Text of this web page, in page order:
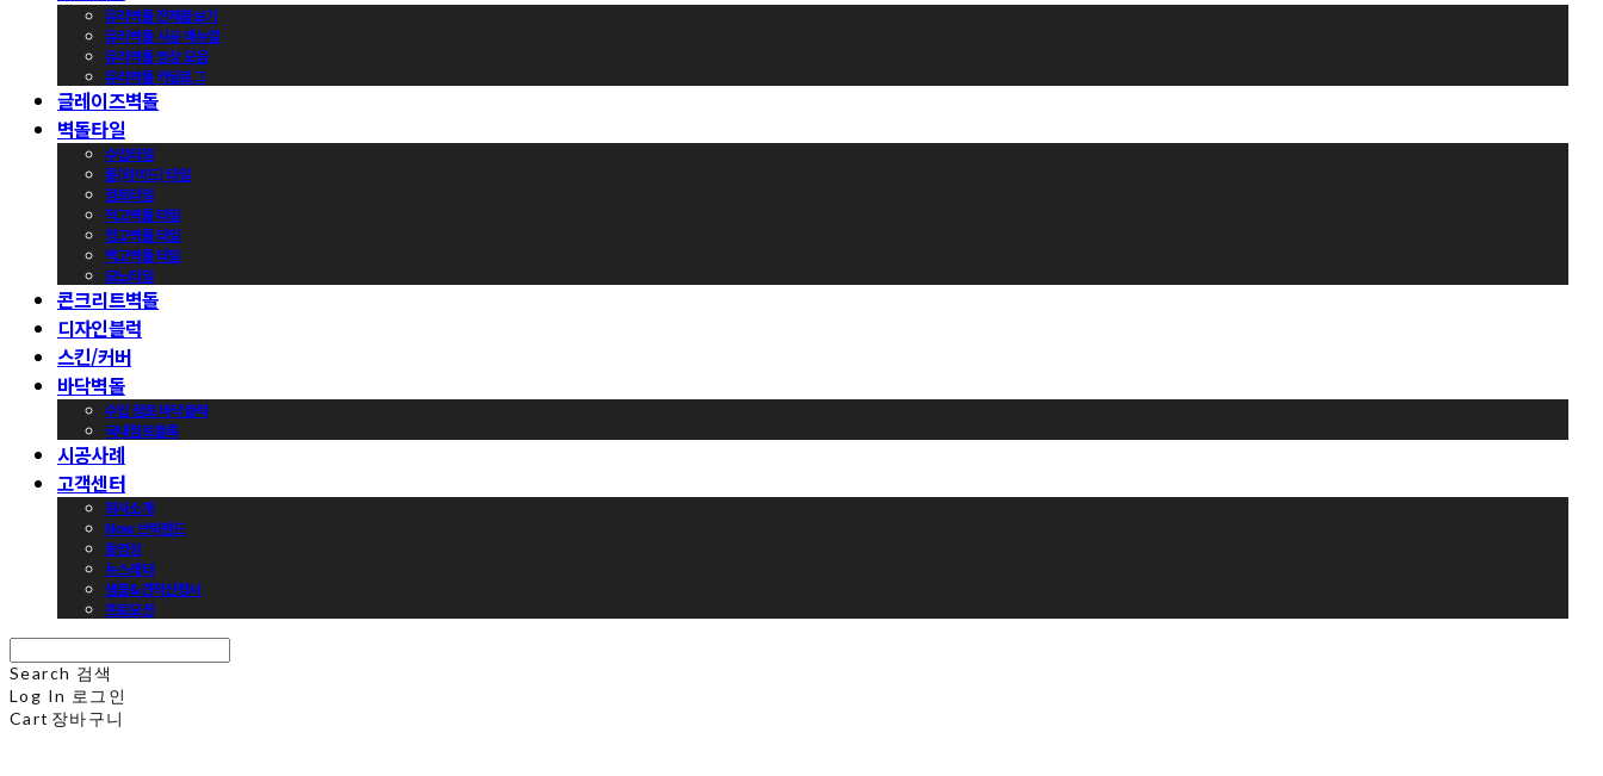
유리벽돌 전제품보기
유리벽돌 시공 매뉴얼
유리벽돌 영상 모음
유리벽돌 카달로그
글레이즈벽돌
벽돌타일
수입타일
롱(와이드) 타일
점토타일
적고벽돌 타일
청고벽돌 타일
백고벽돌 타일
모노타일
콘크리트벽돌
디자인블럭
스킨/커버
바닥벽돌
수입 점토 바닥블럭
국내점토블록
시공사례
고객센터
회사소개
Now 브릭랜드
동영상
뉴스레터
샘플&견적신청서
프로모션
Search 검색
Log In 로그인
Cart 장바구니